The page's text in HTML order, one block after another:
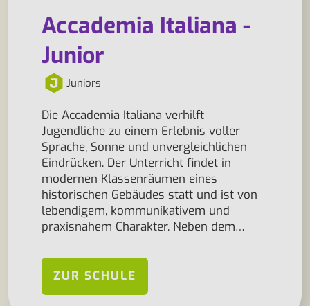
Accademia Italiana -
Junior
Juniors
Die Accademia Italiana verhilft
Jugendliche zu einem Erlebnis voller
Sprache, Sonne und unvergleichlichen
Eindrücken. Der Unterricht findet in
modernen Klassenräumen eines
historischen Gebäudes statt und ist von
lebendigem, kommunikativem und
praxisnahem Charakter. Neben dem…
ZUR SCHULE